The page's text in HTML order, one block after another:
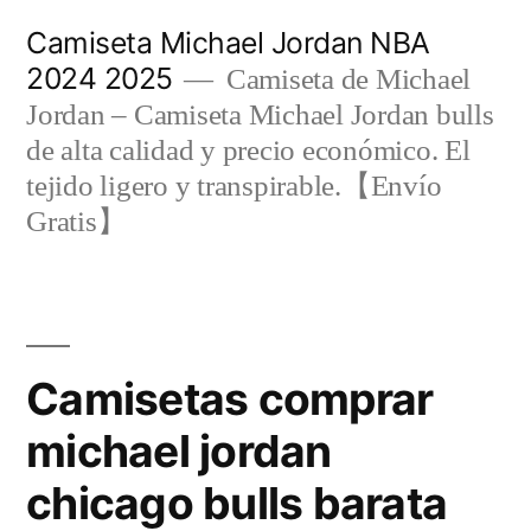
contenido
Camiseta Michael Jordan NBA
2024 2025
Camiseta de Michael
Jordan – Camiseta Michael Jordan bulls
de alta calidad y precio económico. El
tejido ligero y transpirable.【Envío
Gratis】
Camisetas comprar
michael jordan
chicago bulls barata